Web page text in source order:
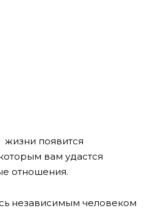
появится
вам удастся
отношения.
независимым человеком